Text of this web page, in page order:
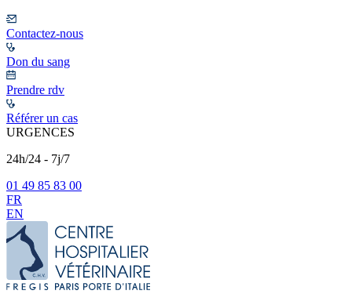
Contactez-nous
Don du sang
Prendre rdv
Référer un cas
URGENCES
24h/24 - 7j/7
01 49 85 83 00
FR
EN